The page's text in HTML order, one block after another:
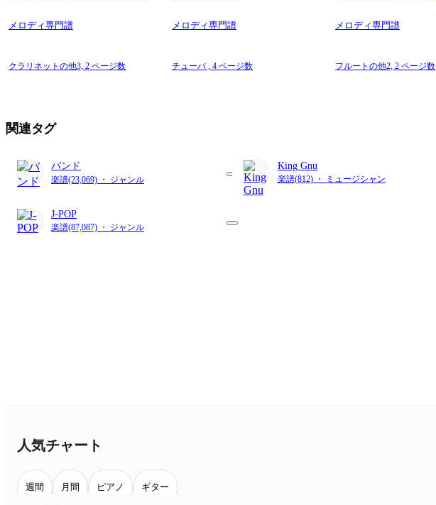
メロディ専門譜
クラリネットの他3, 2 ページ数
メロディ専門譜
チューバ ,4 ページ数
メロディ専門譜
フルートの他2,2 ページ数
関連タグ
バンド
楽譜(23,069) ・ ジャンル
King Gnu
楽譜(812) ・ ミュージシャン
J-POP
楽譜(87,087) ・ ジャンル
人気チャート
週間 月間 ピアノ ギター